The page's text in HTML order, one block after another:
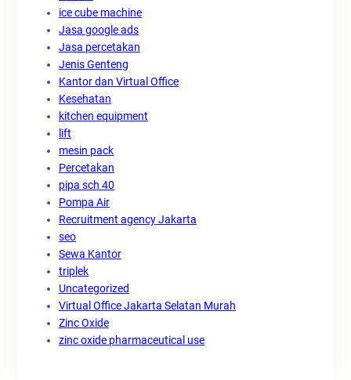
ice cube machine
Jasa google ads
Jasa percetakan
Jenis Genteng
Kantor dan Virtual Office
Kesehatan
kitchen equipment
lift
mesin pack
Percetakan
pipa sch 40
Pompa Air
Recruitment agency Jakarta
seo
Sewa Kantor
triplek
Uncategorized
Virtual Office Jakarta Selatan Murah
Zinc Oxide
zinc oxide pharmaceutical use